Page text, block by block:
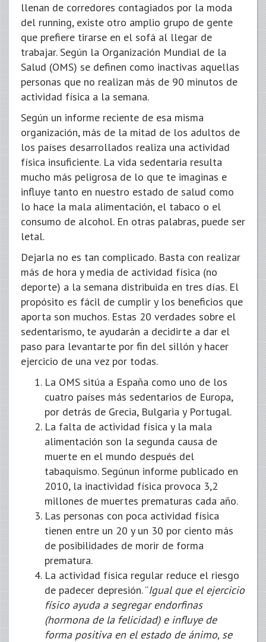
llenan de corredores contagiados por la moda
del running, existe otro amplio grupo de gente
que prefiere tirarse en el sofá al llegar de
trabajar. Según la Organización Mundial de la
Salud (OMS) se definen como inactivas aquellas
personas que no realizan más de 90 minutos de
actividad física a la semana.
Según un informe reciente de esa misma
organización, más de la mitad de los adultos de
los países desarrollados realiza una actividad
física insuficiente. La vida sedentaria resulta
mucho más peligrosa de lo que te imaginas e
influye tanto en nuestro estado de salud como
lo hace la mala alimentación, el tabaco o el
consumo de alcohol. En otras palabras, puede ser
letal.
Dejarla no es tan complicado. Basta con realizar
más de hora y media de actividad física (no
deporte) a la semana distribuida en tres días. El
propósito es fácil de cumplir y los beneficios que
aporta son muchos. Estas 20 verdades sobre el
sedentarismo, te ayudarán a decidirte a dar el
paso para levantarte por fin del sillón y hacer
ejercicio de una vez por todas.
La OMS sitúa a España como uno de los
cuatro países más sedentarios de Europa,
por detrás de Grecia, Bulgaria y Portugal.
La falta de actividad física y la mala
alimentación son la segunda causa de
muerte en el mundo después del
tabaquismo. Segúnun informe publicado en
2010, la inactividad física provoca 3,2
millones de muertes prematuras cada año.
Las personas con poca actividad física
tienen entre un 20 y un 30 por ciento más
de posibilidades de morir de forma
prematura.
La actividad física regular reduce el riesgo
de padecer depresión. “Igual que el ejercicio
físico ayuda a segregar endorfinas
(hormona de la felicidad) e influye de
forma positiva en el estado de ánimo, se